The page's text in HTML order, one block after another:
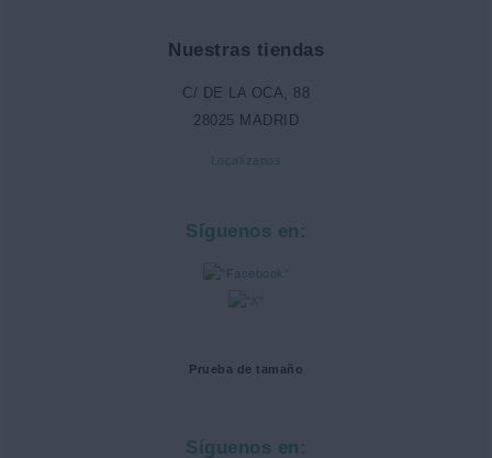
Nuestras tiendas
C/ DE LA OCA, 88
28025 MADRID
Localízanos
Síguenos en:
Prueba de tamaño
Síguenos en: